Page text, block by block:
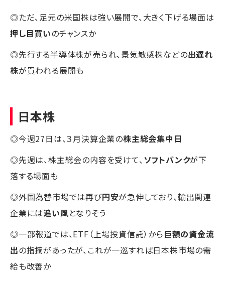
◎ただ、足元の米国株は強い展開で、大きく下げる場面は
押し目買いのチャンスか
◎先行する半導体株が売られ、景気敏感株などの出遅れ
株が買われる展開も
日本株
◎今週27日は、３月決算企業の株主総会集中日
◎先週は、株主総会の内容を受けて、ソフトバンクが下
落する場面も
◎外国為替市場では再び円安が急伸しており、輸出関連
企業には追い風となりそう
◎一部報道では、ETF（上場投資信託）から巨額の資金流
出の指摘があったが、これが一巡すれば日本株市場の需
給も改善か